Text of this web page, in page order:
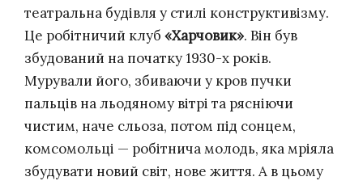
театральна будівля у стилі конструктивізму.
Це робітничий клуб «Харчовик». Він був
збудований на початку 1930-х років.
Мурували його, збиваючи у кров пучки
пальців на льодяному вітрі та рясніючи
чистим, наче сльоза, потом під сонцем,
комсомольці — робітнича молодь, яка мріяла
збудувати новий світ, нове життя. А в цьому